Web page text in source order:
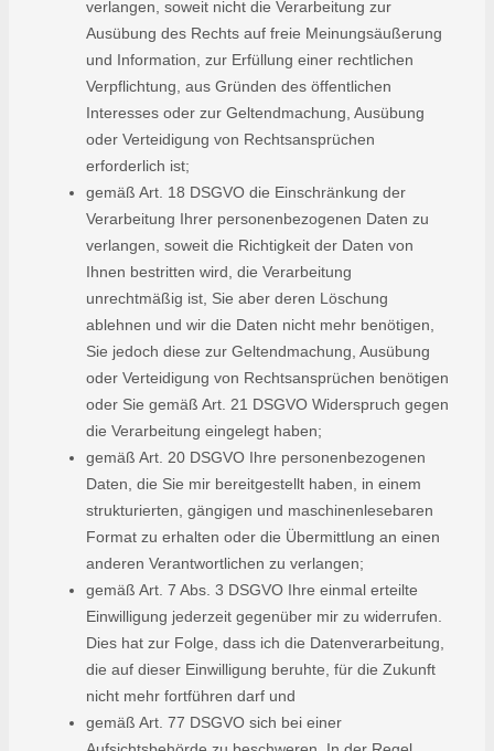
verlangen, soweit nicht die Verarbeitung zur
Ausübung des Rechts auf freie Meinungsäußerung
und Information, zur Erfüllung einer rechtlichen
Verpflichtung, aus Gründen des öffentlichen
Interesses oder zur Geltendmachung, Ausübung
oder Verteidigung von Rechtsansprüchen
erforderlich ist;
gemäß Art. 18 DSGVO die Einschränkung der
Verarbeitung Ihrer personenbezogenen Daten zu
verlangen, soweit die Richtigkeit der Daten von
Ihnen bestritten wird, die Verarbeitung
unrechtmäßig ist, Sie aber deren Löschung
ablehnen und wir die Daten nicht mehr benötigen,
Sie jedoch diese zur Geltendmachung, Ausübung
oder Verteidigung von Rechtsansprüchen benötigen
oder Sie gemäß Art. 21 DSGVO Widerspruch gegen
die Verarbeitung eingelegt haben;
gemäß Art. 20 DSGVO Ihre personenbezogenen
Daten, die Sie mir bereitgestellt haben, in einem
strukturierten, gängigen und maschinenlesebaren
Format zu erhalten oder die Übermittlung an einen
anderen Verantwortlichen zu verlangen;
gemäß Art. 7 Abs. 3 DSGVO Ihre einmal erteilte
Einwilligung jederzeit gegenüber mir zu widerrufen.
Dies hat zur Folge, dass ich die Datenverarbeitung,
die auf dieser Einwilligung beruhte, für die Zukunft
nicht mehr fortführen darf und
gemäß Art. 77 DSGVO sich bei einer